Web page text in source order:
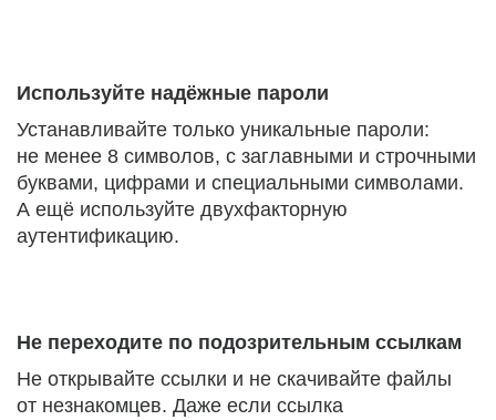
Используйте надёжные пароли
Устанавливайте только уникальные пароли:
не менее 8 символов, с заглавными и строчными
буквами, цифрами и специальными символами.
А ещё используйте двухфакторную
аутентификацию.
Не переходите по подозрительным ссылкам
Не открывайте ссылки и не скачивайте файлы
от незнакомцев. Даже если ссылка